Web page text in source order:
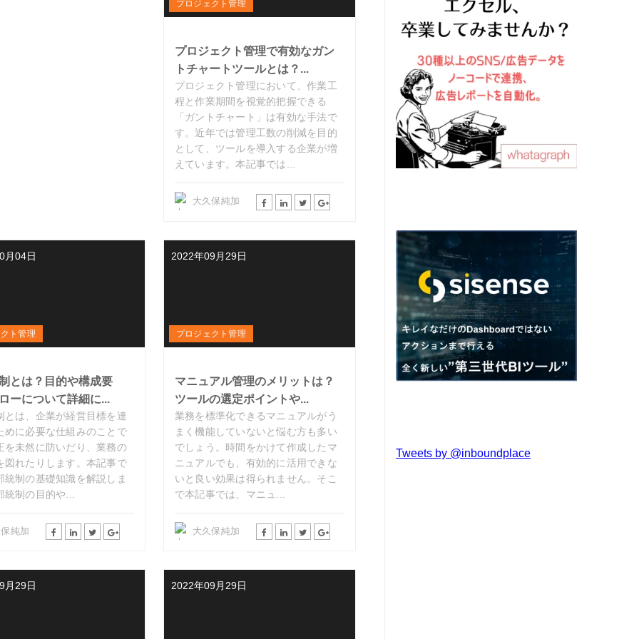
プロジェクト管理
プロジェクト管理で有効なガン
トチャートツールとは？...
プロジェクト管理において、作業工
程と作業期間を視覚的把握できる
「ガントチャート」は有効な手法で
す。近年では管理工数の削減を目的
として、ツールを導入する企業が増
えています。本記事では...
大久保純加
月04日
ト管理
とは？目的や構成要
ーについて詳細に...
とは、企業が経営目標を達
めに必要な仕組みのことで
を未然に防いだり、業務の
図れたりします。本記事で
統制の基礎知識を解説しま
統制の目的や...
純加
2022年09月29日
プロジェクト管理
マニュアル管理のメリットは？
ツールの選定ポイントや...
業務を標準化できるマニュアルがう
まく機能していないと悩む方も多い
でしょう。時間をかけて作成したマ
ニュアルでも、有効的に活用できな
いと良い効果は得られません。そこ
で本記事では、マニュ...
大久保純加
月29日 2022年09月29日
Tweets by @inboundplace